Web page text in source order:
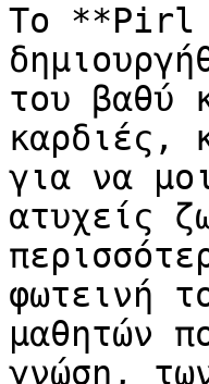
Το **Pirl
του βαθύ
καρδιές,
για να
ατυχείς
φωτεινή
μαθητών
γνώση,